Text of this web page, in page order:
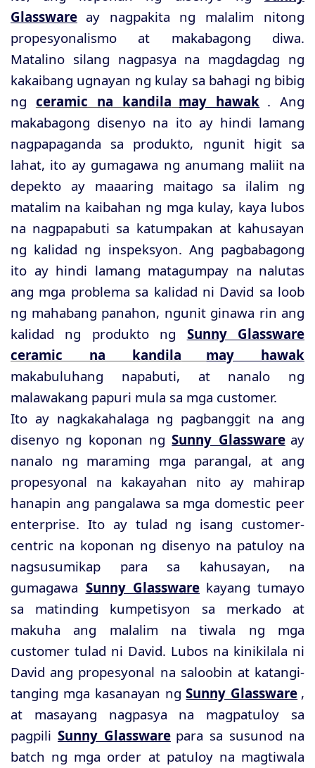
Glassware ay nagpakita ng malalim nitong
propesyonalismo at makabagong diwa.
Matalino silang nagpasya na magdagdag ng
kakaibang ugnayan ng kulay sa bahagi ng bibig
ng ceramic na kandila may hawak . Ang
makabagong disenyo na ito ay hindi lamang
nagpapaganda sa produkto, ngunit higit sa
lahat, ito ay gumagawa ng anumang maliit na
depekto ay maaaring maitago sa ilalim ng
matalim na kaibahan ng mga kulay, kaya lubos
na nagpapabuti sa katumpakan at kahusayan
ng kalidad ng inspeksyon. Ang pagbabagong
ito ay hindi lamang matagumpay na nalutas
ang mga problema sa kalidad ni David sa loob
ng mahabang panahon, ngunit ginawa rin ang
kalidad ng produkto ng Sunny Glassware
ceramic na kandila
may hawak
makabuluhang napabuti, at nanalo ng
malawakang papuri mula sa mga customer.
Ito ay nagkakahalaga ng pagbanggit na ang
disenyo ng koponan ngSunny Glassware ay
nanalo ng maraming mga parangal, at ang
propesyonal na kakayahan nito ay mahirap
hanapin ang pangalawa sa mga domestic peer
enterprise. Ito ay tulad ng isang customer-
centric na koponan ng disenyo na patuloy na
nagsusumikap para sa kahusayan, na
gumagawa Sunny Glassware kayang tumayo
sa matinding kumpetisyon sa merkado at
makuha ang malalim na tiwala ng mga
customer tulad ni David. Lubos na kinikilala ni
David ang propesyonal na saloobin at katangi-
tanging mga kasanayan ngSunny Glassware ,
at masayang nagpasya na magpatuloy sa
pagpili Sunny Glassware para sa susunod na
batch ng mga order at patuloy na magtiwala